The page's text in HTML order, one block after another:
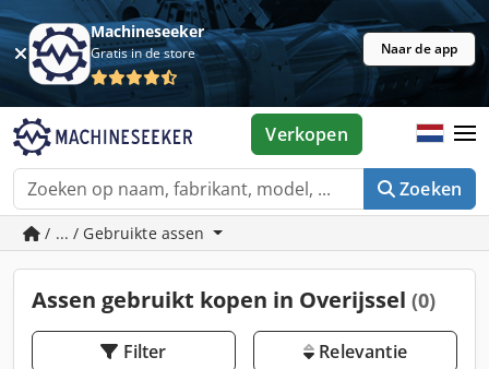
Machineseeker
Gratis in de store Naar de app
Zoeken
Verkopen
/ ... / Gebruikte assen
Assen gebruikt kopen in Overijssel (0)
Filter Relevantie